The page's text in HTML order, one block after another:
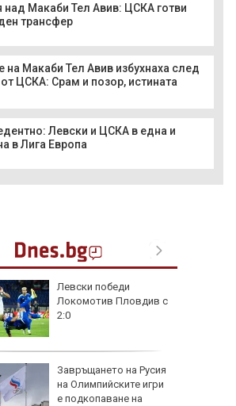
над Макаби Тел Авив: ЦСКА готви
трансфер
на Макаби Тел Авив избухнаха след
от ЦСКА: Срам и позор, истината
Левски и ЦСКА в една и
в Лига Европа
Левски победи
Локомотив Пловдив с
2:0
Завръщането на Русия
на Олимпийските игри
е подкопаване на